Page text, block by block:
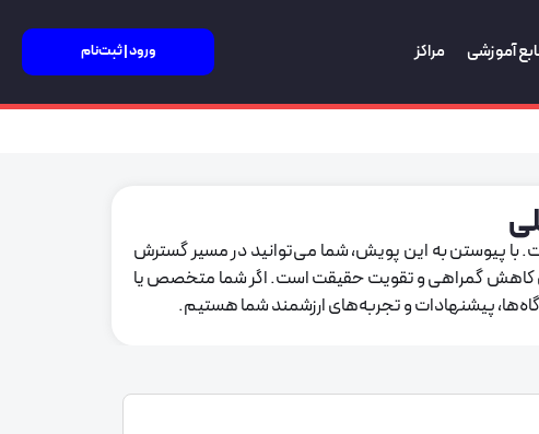
آموزشی مراکز ورود | ثبت‌نام
با پیوستن به این پویش، شما می‌توانید در مسیر گسترش
کاهش گمراهی و تقویت حقیقت است. اگر شما متخصص یا
پیشنهادات و تجربه‌های ارزشمند شما هستیم.